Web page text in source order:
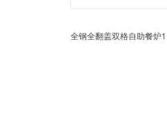
全钢全翻盖双格自助餐炉1